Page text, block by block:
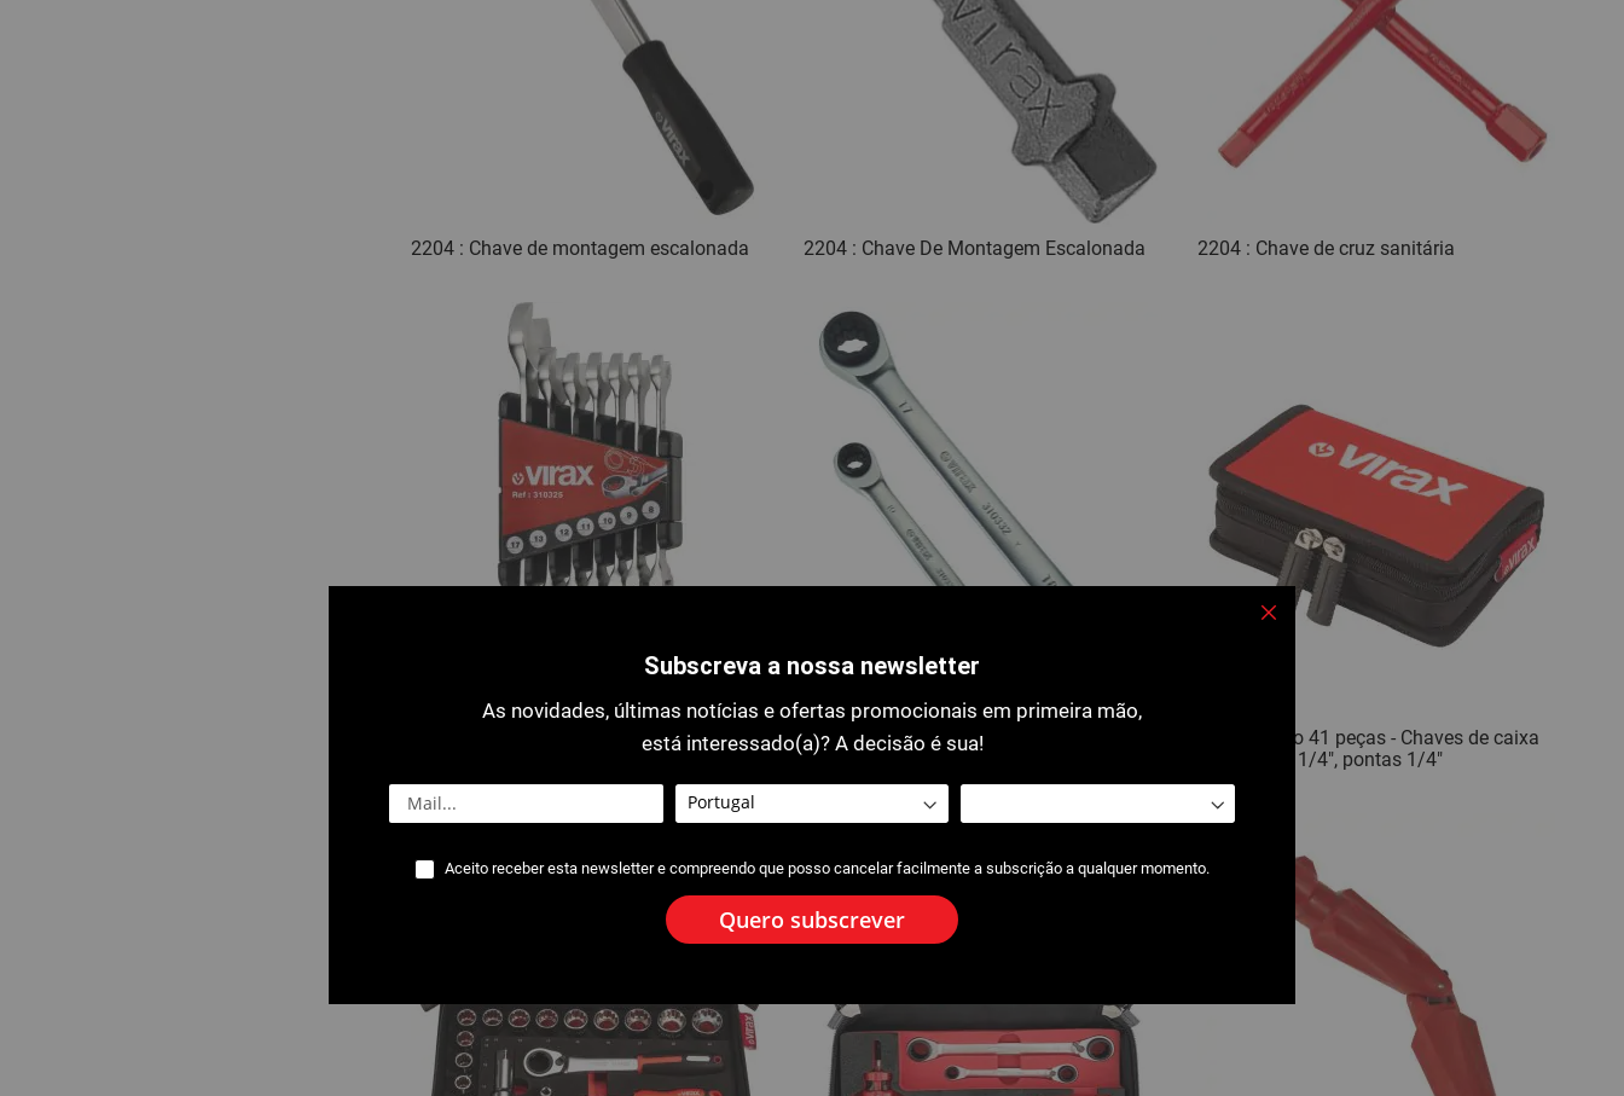
2204 : Chave de montagem escalonada 2204 : Chave De Montagem Escalonada 2204 : Chave de cruz sanitária
3103 : Chaves de Catraca com Cabeça
3103 : Chiave de roquete 4 em 1
3104: Estojo 41 peças - Chaves de caixa
compactas 1/4", pontas 1/4"
Fechar
Subscreva a nossa newsletter
As novidades, últimas notícias e ofertas promocionais em primeira mão,
está interessado(a)? A decisão é sua!
Aceito receber esta newsletter e compreendo que posso cancelar facilmente a subscrição a qualquer momento.
Quero subscrever